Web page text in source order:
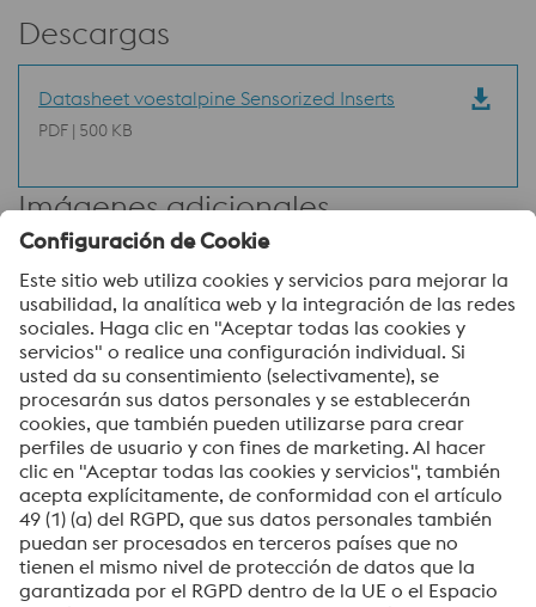
Descargas
Datasheet voestalpine Sensorized Inserts
PDF | 500 KB
Imágenes adicionales